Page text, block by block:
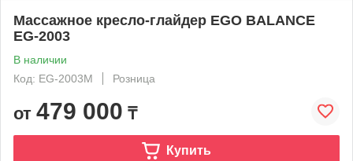
Массажное кресло-глайдер EGO BALANCE
EG-2003
В наличии
Код: EG-2003М
Розница
от 479 000 ₸
Купить